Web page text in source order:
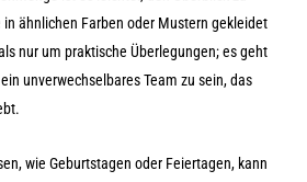
ähnlichen Farben oder Mustern gekleidet
nur um praktische Überlegungen; es geht
unverwechselbares Team zu sein, das
wie Geburtstagen oder Feiertagen, kann